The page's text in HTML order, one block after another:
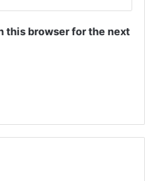
this browser for the next